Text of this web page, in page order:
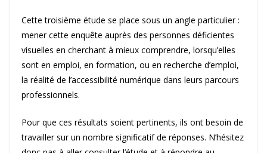
Cette troisième étude se place sous un angle particulier :
mener cette enquête auprès des personnes déficientes
visuelles en cherchant à mieux comprendre, lorsqu’elles
sont en emploi, en formation, ou en recherche d’emploi,
la réalité de l’accessibilité numérique dans leurs parcours
professionnels.
Pour que ces résultats soient pertinents, ils ont besoin de
travailler sur un nombre significatif de réponses. N’hésitez